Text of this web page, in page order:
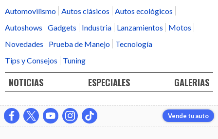
Automovilismo Autos clásicos
Autos ecológicos
Autoshows
Gadgets Industria Lanzamientos
Motos
Novedades
Prueba de Manejo
Tecnología
Tips y Consejos
Tuning
NOTICIAS ESPECIALES GALERIAS
Vende tu auto